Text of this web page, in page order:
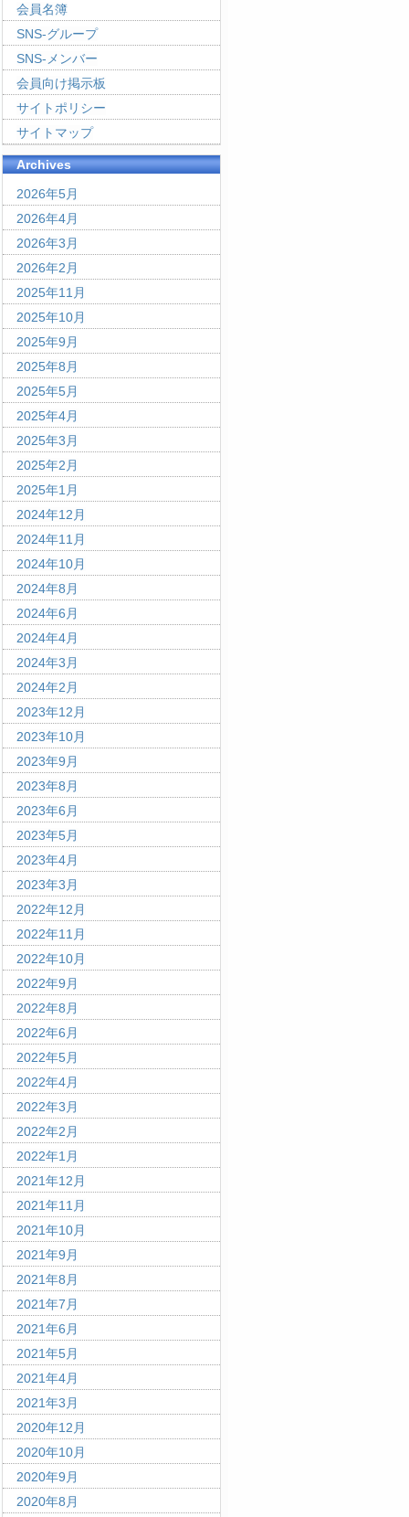
会員名簿
SNS-グループ
SNS-メンバー
会員向け掲示板
サイトポリシー
サイトマップ
Archives
2026年5月
2026年4月
2026年3月
2026年2月
2025年11月
2025年10月
2025年9月
2025年8月
2025年5月
2025年4月
2025年3月
2025年2月
2025年1月
2024年12月
2024年11月
2024年10月
2024年8月
2024年6月
2024年4月
2024年3月
2024年2月
2023年12月
2023年10月
2023年9月
2023年8月
2023年6月
2023年5月
2023年4月
2023年3月
2022年12月
2022年11月
2022年10月
2022年9月
2022年8月
2022年6月
2022年5月
2022年4月
2022年3月
2022年2月
2022年1月
2021年12月
2021年11月
2021年10月
2021年9月
2021年8月
2021年7月
2021年6月
2021年5月
2021年4月
2021年3月
2020年12月
2020年10月
2020年9月
2020年8月